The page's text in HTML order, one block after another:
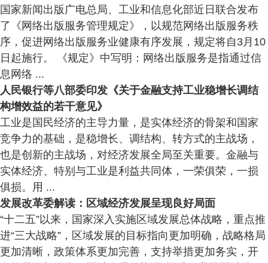
国家新闻出版广电总局、工业和信息化部近日联合发布
了《网络出版服务管理规定》，以规范网络出版服务秩
序，促进网络出版服务业健康有序发展，规定将自3月10
日起施行。 《规定》中写明：网络出版服务是指通过信
息网络 ...
人民银行等八部委印发《关于金融支持工业稳增长调结
构增效益的若干意见》
工业是国民经济的主导力量，是实体经济的骨架和国家
竞争力的基础，是稳增长、调结构、转方式的主战场，
也是创新的主战场，对经济发展全局至关重要。金融与
实体经济、特别与工业是利益共同体，一荣俱荣，一损
俱损。用 ...
发展改革委解读：区域经济发展呈现良好局面
“十二五”以来，国家深入实施区域发展总体战略，重点推
进“三大战略”，区域发展的目标指向更加明确，战略格局
更加清晰，政策体系更加完善，支持举措更加务实，开